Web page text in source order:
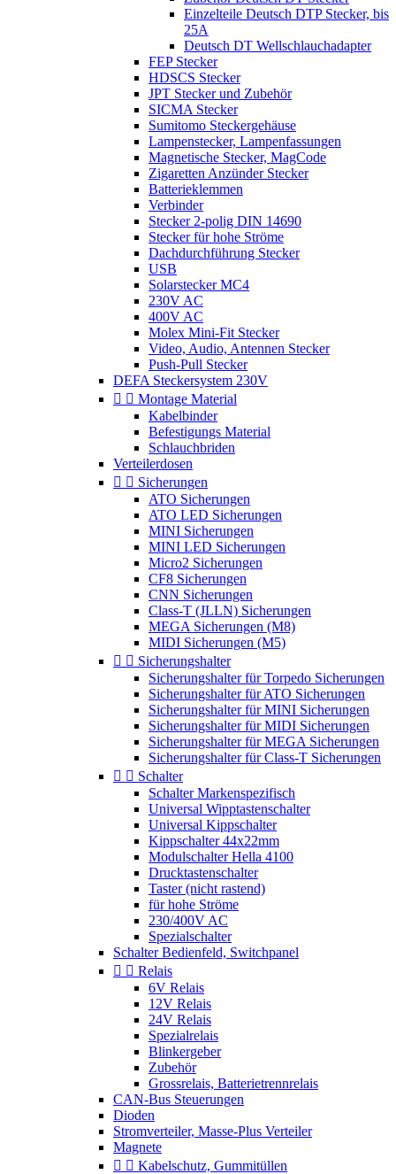
Einzelteile Deutsch DTP Stecker, bis
25A
Deutsch DT Wellschlauchadapter
FEP Stecker
HDSCS Stecker
JPT Stecker und Zubehör
SICMA Stecker
Sumitomo Steckergehäuse
Lampenstecker, Lampenfassungen
Magnetische Stecker, MagCode
Zigaretten Anzünder Stecker
Batterieklemmen
Verbinder
Stecker 2-polig DIN 14690
Stecker für hohe Ströme
Dachdurchführung Stecker
USB
Solarstecker MC4
230V AC
400V AC
Molex Mini-Fit Stecker
Video, Audio, Antennen Stecker
Push-Pull Stecker
DEFA Steckersystem 230V
  Montage Material
Kabelbinder
Befestigungs Material
Schlauchbriden
Verteilerdosen
  Sicherungen
ATO Sicherungen
ATO LED Sicherungen
MINI Sicherungen
MINI LED Sicherungen
Micro2 Sicherungen
CF8 Sicherungen
CNN Sicherungen
Class-T (JLLN) Sicherungen
MEGA Sicherungen (M8)
MIDI Sicherungen (M5)
  Sicherungshalter
Sicherungshalter für Torpedo Sicherungen
Sicherungshalter für ATO Sicherungen
Sicherungshalter für MINI Sicherungen
Sicherungshalter für MIDI Sicherungen
Sicherungshalter für MEGA Sicherungen
Sicherungshalter für Class-T Sicherungen
  Schalter
Schalter Markenspezifisch
Universal Wipptastenschalter
Universal Kippschalter
Kippschalter 44x22mm
Modulschalter Hella 4100
Drucktastenschalter
Taster (nicht rastend)
für hohe Ströme
230/400V AC
Spezialschalter
Schalter Bedienfeld, Switchpanel
  Relais
6V Relais
12V Relais
24V Relais
Spezialrelais
Blinkergeber
Zubehör
Grossrelais, Batterietrennrelais
CAN-Bus Steuerungen
Dioden
Stromverteiler, Masse-Plus Verteiler
Magnete
  Kabelschutz, Gummitüllen